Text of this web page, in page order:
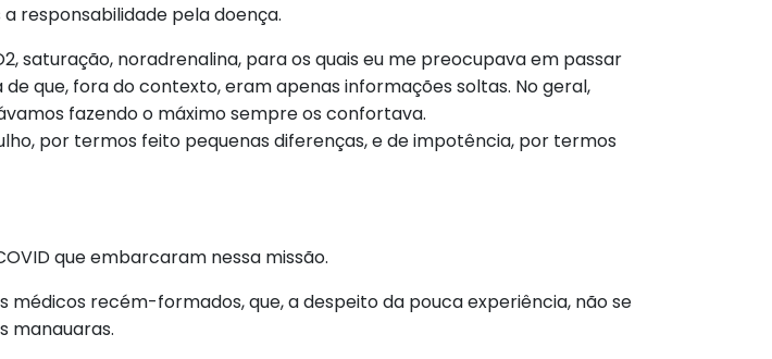
responsabilidade pela doença.
saturação, noradrenalina, para os quais eu me preocupava em passar
que, fora do contexto, eram apenas informações soltas. No geral,
fazendo o máximo sempre os confortava.
por termos feito pequenas diferenças, e de impotência, por termos
que embarcaram nessa missão.
recém-formados, que, a despeito da pouca experiência, não se
manauaras.